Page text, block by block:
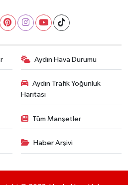
Aydın Hava Durumu
Aydın Trafik Yoğunluk
Haritası
Tüm Manşetler
Haber Arşivi